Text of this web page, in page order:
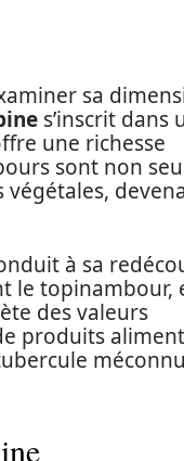
sa
s’inscrit dans
une richesse
sont non
à sa
le topinambour,
des valeurs
produits